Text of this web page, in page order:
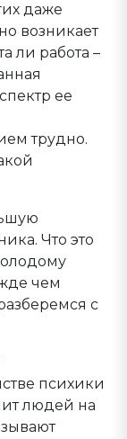
даже
возникает
ли работа –
ее
трудно.
Что это
чем
с
психики
людей на